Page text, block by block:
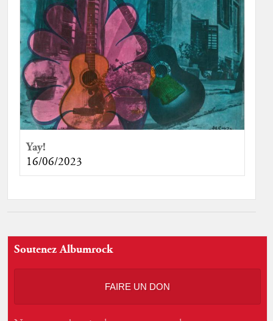
Yay!
16/06/2023
Soutenez Albumrock
FAIRE UN DON